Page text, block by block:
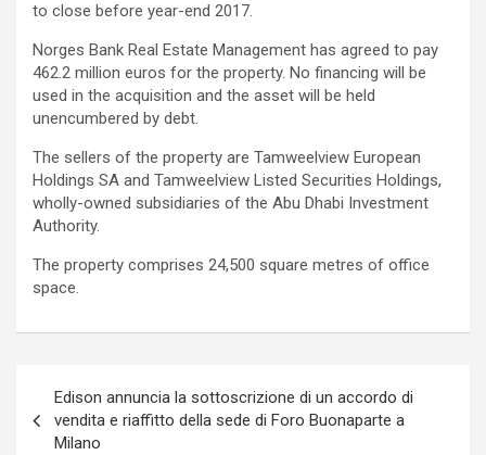
to close before year-end 2017.
Norges Bank Real Estate Management has agreed to pay
462.2 million euros for the property. No financing will be
used in the acquisition and the asset will be held
unencumbered by debt.
The sellers of the property are Tamweelview European
Holdings SA and Tamweelview Listed Securities Holdings,
wholly-owned subsidiaries of the Abu Dhabi Investment
Authority.
The property comprises 24,500 square metres of office
space.
articoli
Edison annuncia la sottoscrizione di un accordo di
vendita e riaffitto della sede di Foro Buonaparte a
Milano